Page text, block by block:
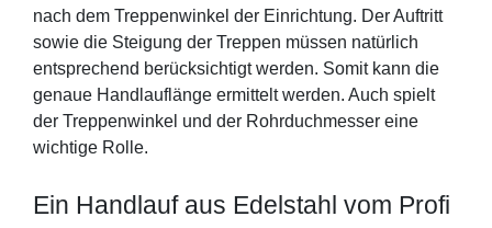
nach dem Treppenwinkel der Einrichtung. Der Auftritt
sowie die Steigung der Treppen müssen natürlich
entsprechend berücksichtigt werden. Somit kann die
genaue Handlauflänge ermittelt werden. Auch spielt
der Treppenwinkel und der Rohrduchmesser eine
wichtige Rolle.
Ein Handlauf aus Edelstahl vom Profi